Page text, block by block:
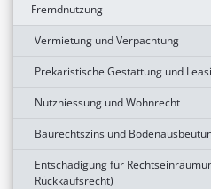
Fremdnutzung
Vermietung und Verpachtung
Prekaristische Gestattung und
Nutzniessung und Wohnrecht
Baurechtszins und
Entschädigung für
Rückkaufsrecht)